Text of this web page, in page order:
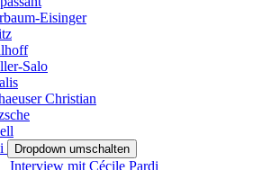
Eisinger
Salo
Christian
Dropdown umschalten
Interview mit Cécile Pardi